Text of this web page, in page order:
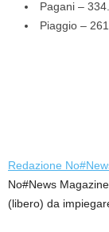
Pagani –
Piaggio –
Redazione
No#News
(libero) da